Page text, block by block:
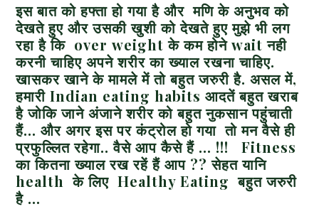
इस बात को हफ्ता हो गया है और मणि के अनुभव को
देखते हुए और उसकी खुशी को देखते हुए मुझे भी लग
रहा है कि overweight के कम होनेwait नही
करनी चाहिए अपने शरीर का ख्याल रखना चाहिए.
खासकर खाने के मामले में तो बहुत जरुरी है. असल में,
हमारी Indian eating habits आदतें बहुत खराब
है जोकि जाने अंजाने शरीर को बहुत नुकसान पहुंचाती
हैं… और अगर इस पर कंट्रोल हो गया तो मन वैसे ही
प्रफुल्लित रहेगा.. वैसे आप कैसे हैं … !!! Fitness
का कितना ख्याल रख रहें हैं आप ?? सेहत यानि
health के लिए Healthy Eating बहुत जरुरी
है …